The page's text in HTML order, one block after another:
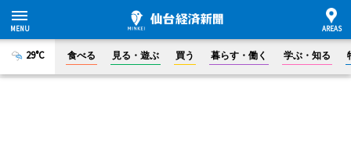
29°C 食べる 見る・遊ぶ 買う 暮らす・働く 学ぶ・知る